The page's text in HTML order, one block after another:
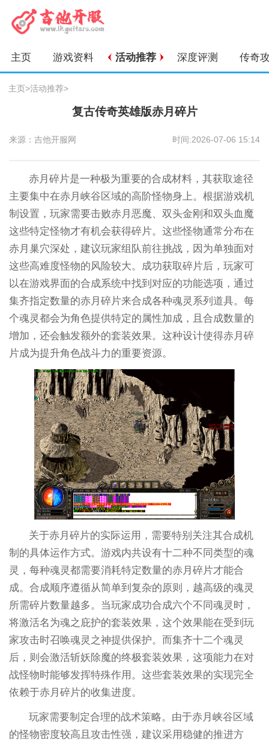
主页 游戏资料 活动推荐 深度评测 传奇
主页>活动推荐>
复古传奇英雄版赤月碎片
来源：吉他开服网 时间:2026-07-06 15:14
赤月碎片是一种极为重要的合成材料，其获取途径
主要集中在赤月峡谷区域的高阶怪物身上。根据游戏机
制设置，玩家需要击败赤月恶魔、双头金刚和双头血魔
这些特定怪物才有机会获得碎片。这些怪物通常分布在
赤月巢穴深处，建议玩家组队前往挑战，因为单独面对
这些高难度怪物的风险较大。成功获取碎片后，玩家可
以在游戏界面的合成系统中找到对应的功能选项，通过
集齐指定数量的赤月碎片来合成各种魂灵系列道具。每
个魂灵都会为角色提供特定的属性加成，且合成数量的
增加，还会触发额外的套装效果。这种设计使得赤月碎
片成为提升角色战斗力的重要资源。
关于赤月碎片的实际运用，需要特别关注其合成机
制的具体运作方式。游戏内共设有十二种不同类型的魂
灵，每种魂灵都需要消耗特定数量的赤月碎片才能合
成。合成顺序遵循从简单到复杂的原则，越高级的魂灵
所需碎片数量越多。当玩家成功合成六个不同魂灵时，
将激活名为魂之庇护的套装效果，这个效果能在受到玩
家攻击时召唤魂灵之神提供保护。而集齐十二个魂灵
后，则会激活斩妖除魔的终极套装效果，这项能力在对
战怪物时能够发挥特殊作用。这些套装效果的实现完全
依赖于赤月碎片的收集进度。
玩家需要制定合理的战术策略。由于赤月峡谷区域
的怪物密度较高且攻击性强，建议采用稳健的推进方